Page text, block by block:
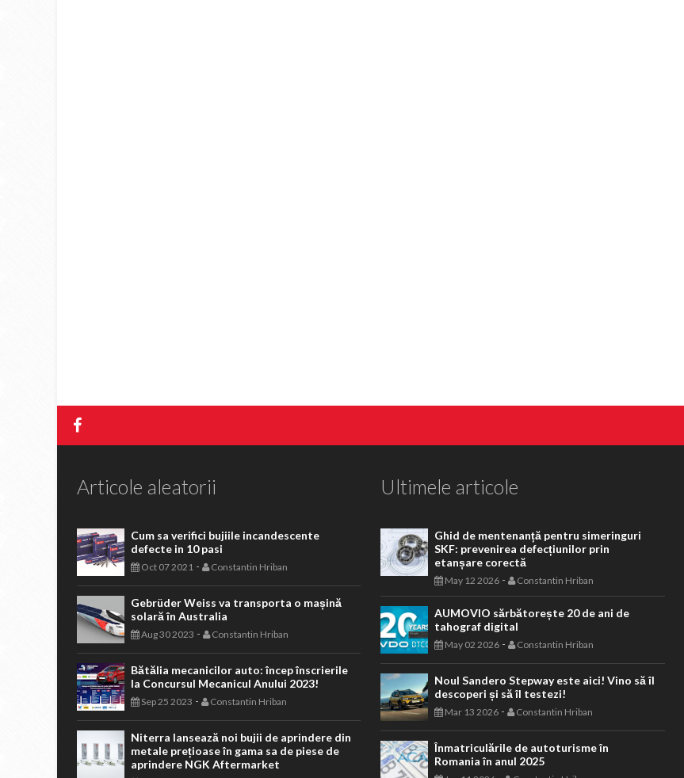
Articole aleatorii
Cum sa verifici bujiile incandescente
defecte in 10 pasi
Oct 07 2021 - Constantin Hriban
Gebrüder Weiss va transporta o mașină
solară în Australia
Aug 30 2023 - Constantin Hriban
Bătălia mecanicilor auto: încep înscrierile
la Concursul Mecanicul Anului 2023!
Sep 25 2023 - Constantin Hriban
Niterra lansează noi bujii de aprindere din
metale prețioase în gama sa de piese de
aprindere NGK Aftermarket
Ultimele articole
Ghid de mentenanță pentru simeringuri
SKF: prevenirea defecțiunilor prin
etanșare corectă
May 12 2026 - Constantin Hriban
AUMOVIO sărbătorește 20 de ani de
tahograf digital
May 02 2026 - Constantin Hriban
Noul Sandero Stepway este aici! Vino să îl
descoperi și să îl testezi!
Mar 13 2026 - Constantin Hriban
Înmatriculările de autoturisme în
Romania în anul 2025